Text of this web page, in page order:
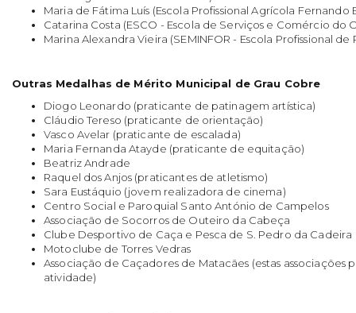
Maria de Fátima Luís (Escola Profissional Agrícola Fernando
Catarina Costa (ESCO - Escola de Serviços e Comércio do
Marina Alexandra Vieira (SEMINFOR - Escola Profissional de
Outras Medalhas de Mérito Municipal de Grau Cobre
Diogo Leonardo (praticante de patinagem artística)
Cláudio Tereso (praticante de orientação)
Vasco Avelar (praticante de escalada)
Maria Fernanda Atayde (praticante de equitação)
Beatriz Andrade
Raquel dos Anjos (praticantes de atletismo)
Sara Eustáquio (jovem realizadora de cinema)
Centro Social e Paroquial Santo António de Campelos
Associação de Socorros de Outeiro da Cabeça
Clube Desportivo de Caça e Pesca de S. Pedro da Cadeira
Motoclube de Torres Vedras
Associação de Caçadores de Matacães (estas associações
atividade)